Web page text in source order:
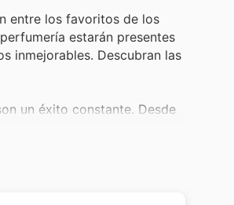
entre los favoritos de los
estarán presentes
inmejorables. Descubran las
un éxito constante. Desde
colecciones de